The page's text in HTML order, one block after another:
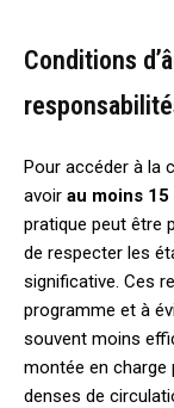
Conditions
Pour accéder à la
avoir au moins 15
pratique peut être
de respecter les
significative. Ces
programme et à
souvent moins
montée en charge
denses de